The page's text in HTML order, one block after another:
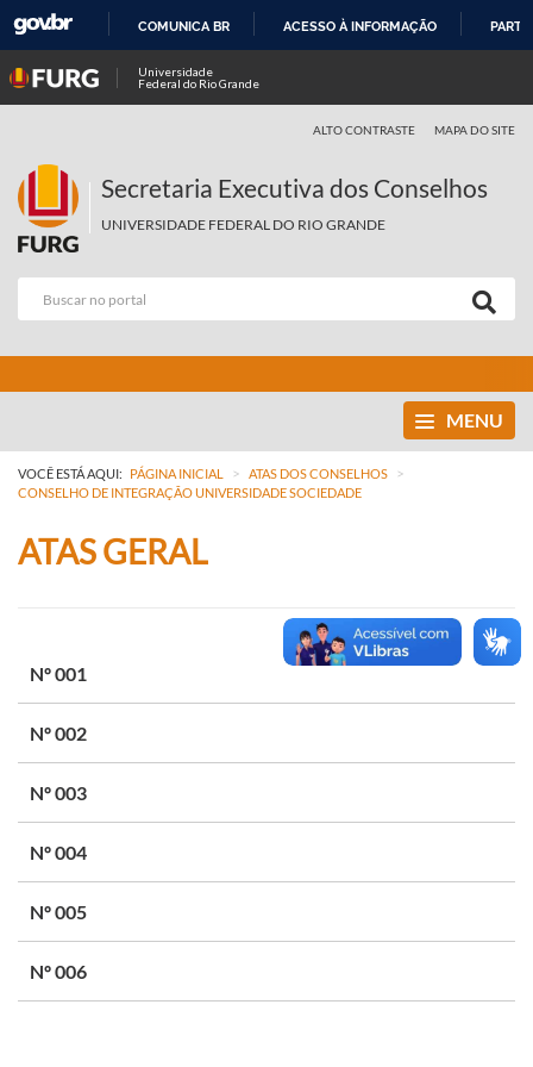
COMUNICA BR ACESSO À INFORMAÇÃO
Universidade
Federal do Rio Grande
ALTO CONTRASTE MAPA DO SITE
Secretaria Executiva dos Conselhos
UNIVERSIDADE FEDERAL DO RIO GRANDE
MENU
VOCÊ ESTÁ AQUI: PÁGINA INICIAL > ATAS DOS CONSELHOS >
CONSELHO DE INTEGRAÇÃO UNIVERSIDADE SOCIEDADE
ATAS GERAL
Nº 001
Nº 002
Nº 003
Nº 004
Nº 005
Nº 006